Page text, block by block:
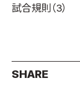
試合規則 （3）
SHARE